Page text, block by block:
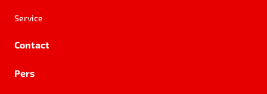
Service
Contact
Pers